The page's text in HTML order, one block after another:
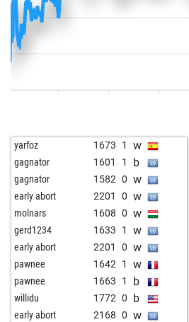
yarfoz 1673 1 w
gagnator 1601 1 b
gagnator 1582 0 w
early abort 2201 0 w
molnars 1608 0 w
gerd1234 1633 1 w
early abort 2201 0 w
pawnee 1642 1 w
pawnee 1663 1 b
willidu 1772 0 b
early abort 2168 0 w